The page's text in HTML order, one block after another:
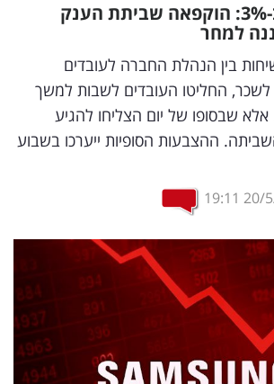
% : הוקפאה שביתת הענק
למחר
בין הנהלת החברה לעובדים
לשכר, החליטו העובדים לשבות למשך
שבסופו של יום הצליחו להגיע
ההצבעות הסופיות ייערכו בשבוע
20/
19:11